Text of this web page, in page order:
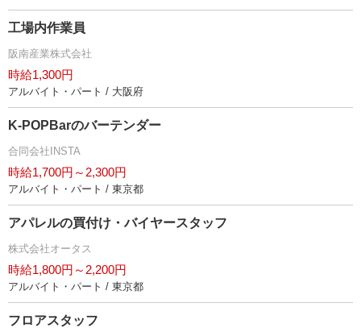
工場内作業員
阪南産業株式会社
時給1,300円
アルバイト・パート / 大阪府
K-POPBarのバーテンダー
合同会社INSTA
時給1,700円～2,300円
アルバイト・パート / 東京都
アパレルの買付け・バイヤースタッフ
株式会社オータス
時給1,800円～2,200円
アルバイト・パート / 東京都
フロアスタッフ